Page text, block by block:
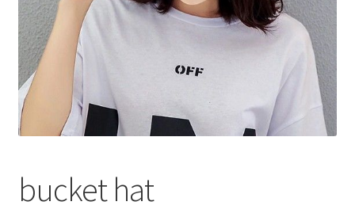
bucket hat